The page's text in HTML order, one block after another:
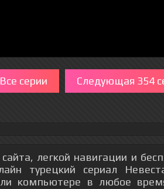
Все серии Следующая 354
легкой навигации и
турецкий сериал
компьютере в любое